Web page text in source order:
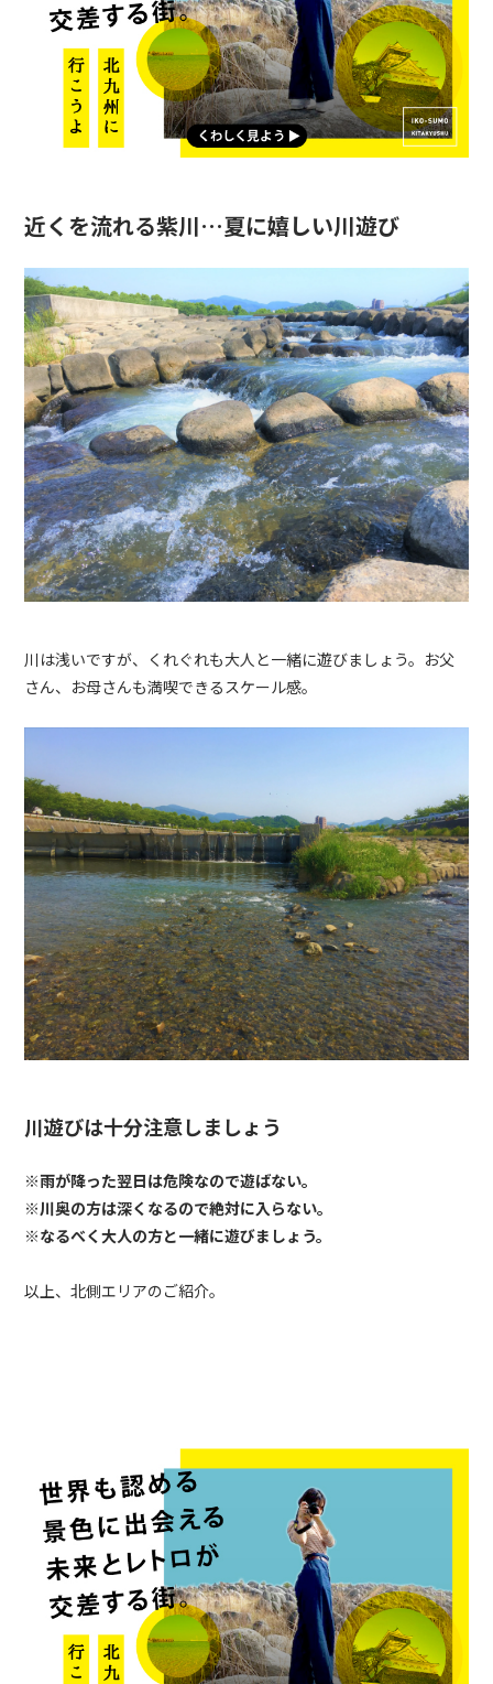
近くを流れる紫川…夏に嬉しい川遊び
川は浅いですが、くれぐれも大人と一緒に遊びましょう。お父
さん、お母さんも満喫できるスケール感。
川遊びは十分注意しましょう
※雨が降った翌日は危険なので遊ばない。
※川奥の方は深くなるので絶対に入らない。
※なるべく大人の方と一緒に遊びましょう。
以上、北側エリアのご紹介。